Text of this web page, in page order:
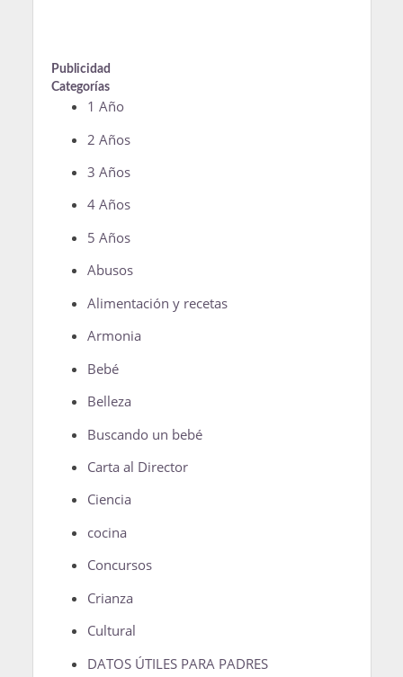
Publicidad
Categorías
1 Año
2 Años
3 Años
4 Años
5 Años
Abusos
Alimentación y recetas
Armonia
Bebé
Belleza
Buscando un bebé
Carta al Director
Ciencia
cocina
Concursos
Crianza
Cultural
DATOS ÚTILES PARA PADRES